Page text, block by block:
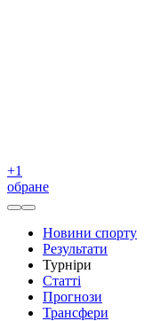
+1
обране
Новини спорту
Результати
Турніри
Статті
Прогнози
Трансфери